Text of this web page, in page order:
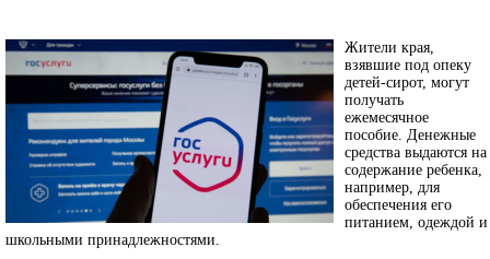
Жители края,
взявшие под опеку
детей-сирот, могут
получать
ежемесячное
пособие. Денежные
средства выдаются на
содержание ребенка,
например, для
обеспечения его
питанием, одеждой и
школьными принадлежностями.